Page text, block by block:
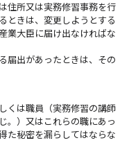
住所又は実務修習事務を行
ときは、変更しようとする
業大臣に届け出なければな
届出があったときは、その
くは職員（実務修習の講師
。）又はこれらの職にあっ
た秘密を漏らしてはならな